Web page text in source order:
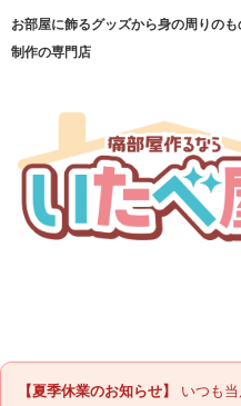
お部屋に飾るグッズから身の周りの
制作の専門店
【夏季休業のお知らせ】
いつも